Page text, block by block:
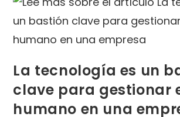
La tecnología es un
clave para gestionar
humano en una